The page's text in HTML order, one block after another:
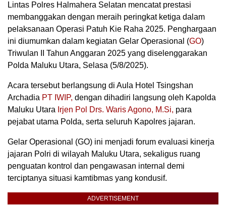
Lintas Polres Halmahera Selatan mencatat prestasi
membanggakan dengan meraih peringkat ketiga dalam
pelaksanaan Operasi Patuh Kie Raha 2025. Penghargaan
ini diumumkan dalam kegiatan Gelar Operasional (GO)
Triwulan II Tahun Anggaran 2025 yang diselenggarakan
Polda Maluku Utara, Selasa (5/8/2025).
Acara tersebut berlangsung di Aula Hotel Tsingshan
Archadia PT IWIP, dengan dihadiri langsung oleh Kapolda
Maluku Utara Irjen Pol Drs. Waris Agono, M.Si, para
pejabat utama Polda, serta seluruh Kapolres jajaran.
Gelar Operasional (GO) ini menjadi forum evaluasi kinerja
jajaran Polri di wilayah Maluku Utara, sekaligus ruang
penguatan kontrol dan pengawasan internal demi
terciptanya situasi kamtibmas yang kondusif.
ADVERTISEMENT